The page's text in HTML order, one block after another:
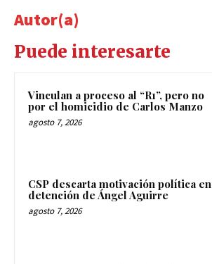
Autor(a)
Puede interesarte
Vinculan a proceso al “R1”, pero no
por el homicidio de Carlos Manzo
agosto 7, 2026
CSP descarta motivación política en
detención de Ángel Aguirre
agosto 7, 2026